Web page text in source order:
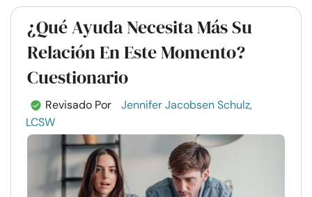
¿Qué Ayuda Necesita Más Su
Relación En Este Momento?
Cuestionario
Revisado Por
Jennifer Jacobsen Schulz,
LCSW